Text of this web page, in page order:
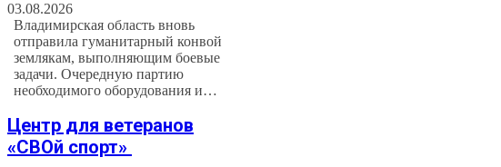
03.08.2026
Владимирская область вновь
отправила гуманитарный конвой
землякам, выполняющим боевые
задачи. Очередную партию
необходимого оборудования и…
Центр для ветеранов
«СВОй спорт»